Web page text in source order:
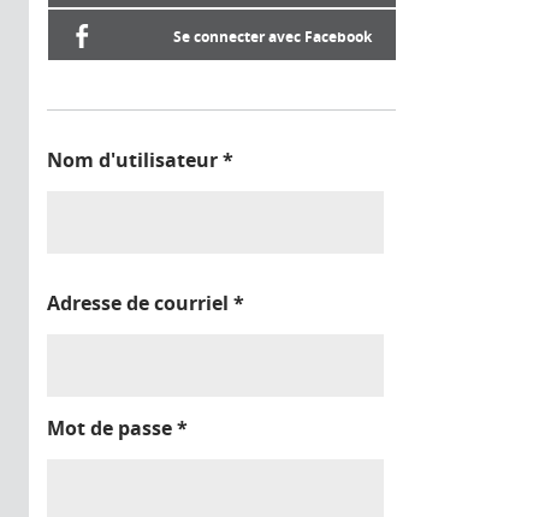
Se connecter avec Facebook
Nom d'utilisateur*
Adresse de courriel *
Mot de passe*